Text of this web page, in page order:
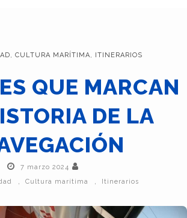
, CULTURA MARÍTIMA, ITINERARIOS
QUE MARCAN
DE LA
7 marzo 2024
Cultura marítima Itinerarios